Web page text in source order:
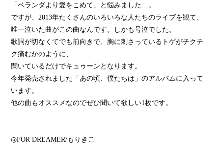
「ベランダより愛をこめて」と悩みました…。
ですが、2013年たくさんのいろいろな人たちのライブを観て、
唯一泣いた曲がこの曲なんです。しかも号泣でした。
歌詞が切なくてでも前向きで、胸に刺さっているトゲがチクチ
ク痛むかのように、
聞いているだけでキュゥーンとなります。
今年発売されました「あの頃、僕たちは」のアルバムに入って
います。
他の曲もオススメなのでぜひ聞いて欲しい1枚です。
◎FOR DREAMER/もりきこ